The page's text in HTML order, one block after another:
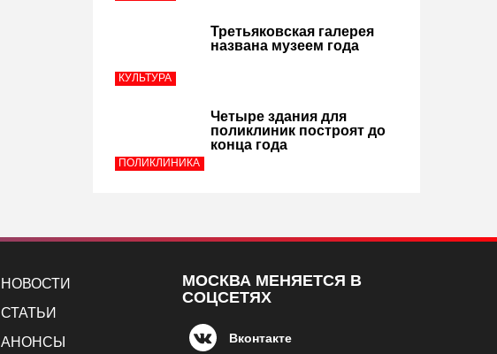
КУЛЬТУРА
Третьяковская галерея
названа музеем года
ПОЛИКЛИНИКА
Четыре здания для
поликлиник построят до
конца года
НОВОСТИ
СТАТЬИ
АНОНСЫ
МОСКВА МЕНЯЕТСЯ В
СОЦСЕТЯХ
Вконтакте